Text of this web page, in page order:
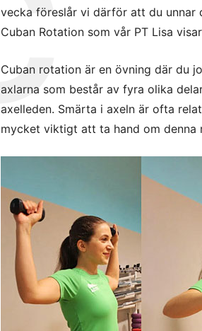
vecka föreslår vi därför att du unnar
Cuban Rotation som vår PT Lisa
Cuban rotation är en övning där du
axlarna som består av fyra olika
axelleden. Smärta i axeln är ofta
mycket viktigt att ta hand om denna